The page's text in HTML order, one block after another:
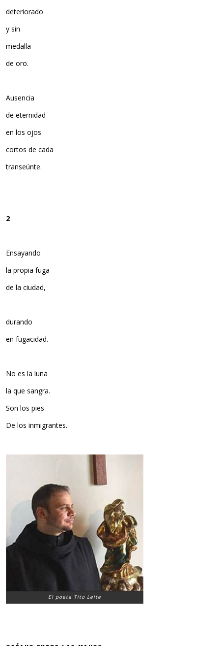
deteriorado
y sin
medalla
de oro.
Ausencia
de eternidad
en los ojos
cortos de cada
transeúnte.
2
Ensayando
la propia fuga
de la ciudad,
durando
en fugacidad.
No es la luna
la que sangra.
Son los pies
De los inmigrantes.
El poeta Tito Leite